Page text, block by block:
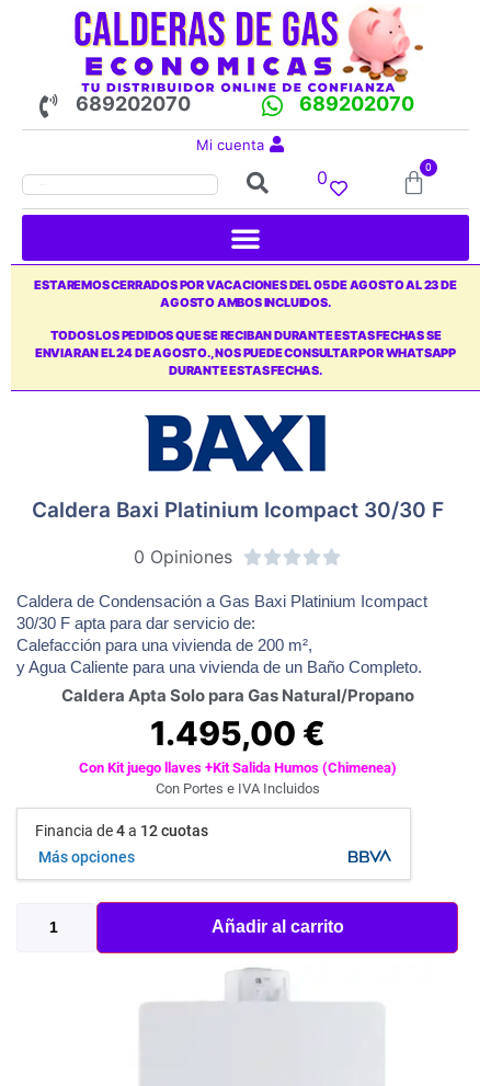
689202070 689202070
Mi cuenta
0 0
ESTAREMOS CERRADOS POR VACACIONES DEL 05 DE AGOSTO AL 23 DE
AGOSTO AMBOS INCLUIDOS.
TODOS LOS PEDIDOS QUE SE RECIBAN DURANTE ESTAS FECHAS SE
ENVIARAN EL 24 DE AGOSTO., NOS PUEDE CONSULTAR POR WHATSAPP
DURANTE ESTAS FECHAS.
Caldera Baxi Platinium Icompact 30/30 F
0 Opiniones 
Caldera de Condensación a Gas Baxi Platinium Icompact
30/30 F apta para dar servicio de:
Calefacción para una vivienda de 200 m²,
y Agua Caliente para una vivienda de un Baño Completo.
Caldera Apta Solo para Gas Natural/Propano
1.495,00 €
Con Kit juego llaves +Kit Salida Humos (Chimenea)
Con Portes e IVA Incluidos
Financia de4a 12 cuotas
Más opciones
Añadir al carrito